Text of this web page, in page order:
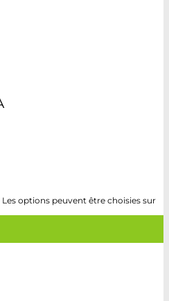
options peuvent être choisies sur